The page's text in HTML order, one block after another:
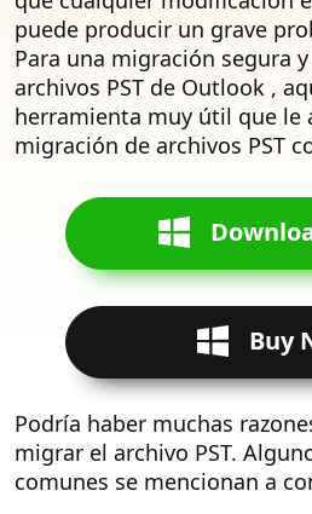
puede producir un grave
Para una migración segura
archivos PST de Outlook ,
herramienta muy útil que le
migración de archivos PST
Buy
Podría haber muchas
migrar el archivo PST.
comunes se mencionan a